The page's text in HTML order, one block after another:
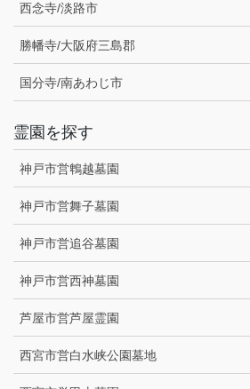
西念寺/淡路市
勝幡寺/大阪府三島郡
国分寺/南あわじ市
霊園を探す
神戸市営鵯越墓園
神戸市営舞子墓園
神戸市営追谷墓園
神戸市営西神墓園
芦屋市営芦屋霊園
西宮市営白水峡公園墓地